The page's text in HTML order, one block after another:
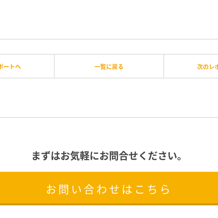
ートへ 一覧に戻る 次のレ
まずはお気軽にお問合せください。
お問い合わせはこちら